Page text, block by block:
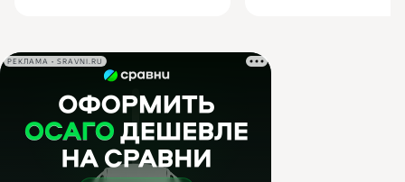
РЕКЛАМА • SRAVNI.RU